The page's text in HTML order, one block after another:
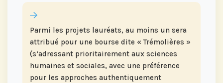
Parmi les projets lauréats, au moins un sera
attribué pour une bourse dite « Trémolières »
(s’adressant prioritairement aux sciences
humaines et sociales, avec une préférence
pour les approches authentiquement